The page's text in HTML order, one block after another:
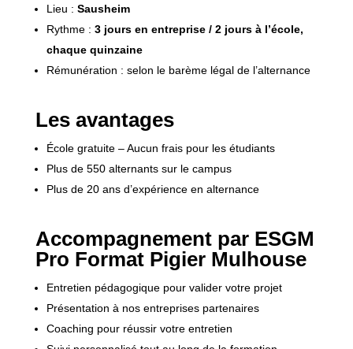
Lieu : Sausheim
Rythme : 3 jours en entreprise / 2 jours à l’école,
chaque quinzaine
Rémunération : selon le barème légal de l’alternance
Les avantages
École gratuite – Aucun frais pour les étudiants
Plus de 550 alternants sur le campus
Plus de 20 ans d’expérience en alternance
Accompagnement par ESGM
Pro Format Pigier Mulhouse
Entretien pédagogique pour valider votre projet
Présentation à nos entreprises partenaires
Coaching pour réussir votre entretien